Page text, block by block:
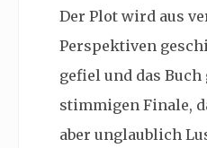
Der Plot wird aus
Perspektiven
gefiel und das
stimmigen Finale,
aber unglaublich